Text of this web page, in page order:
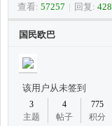
» ›
查看: 57257 | 回复: 428
国民欧巴
该用户从未签到
3
主题
4
帖子
775
积分